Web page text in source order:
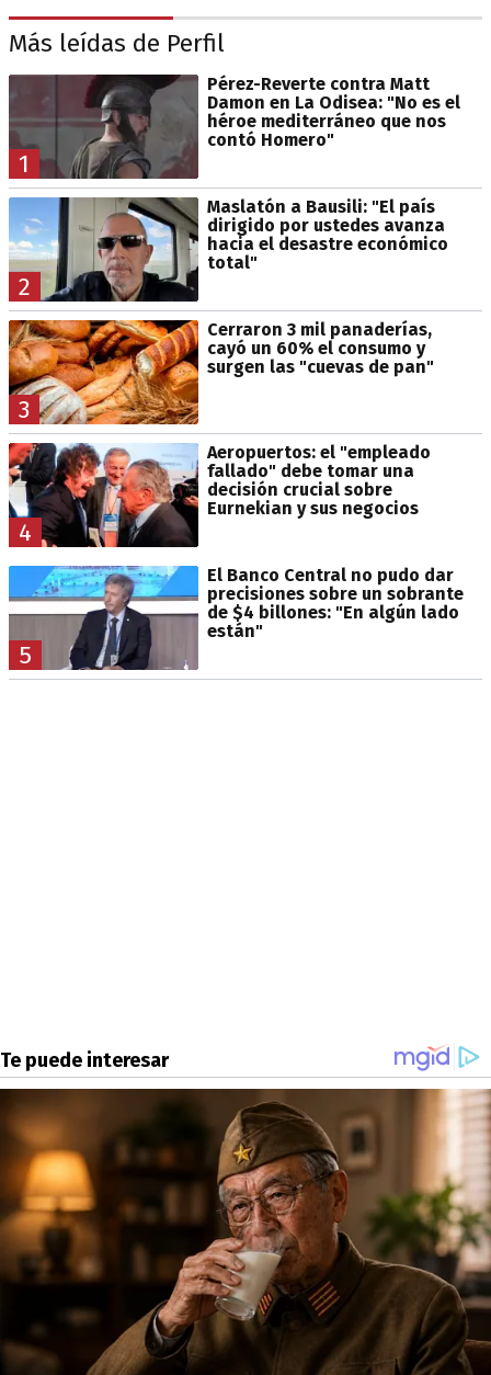
Más leídas de Perfil
1
Pérez-Reverte contra Matt
Damon en La Odisea: "No es el
héroe mediterráneo que nos
contó Homero"
2
Maslatón a Bausili: "El país
dirigido por ustedes avanza
hacia el desastre económico
total"
3
Cerraron 3 mil panaderías,
cayó un 60% el consumo y
surgen las "cuevas de pan"
4
Aeropuertos: el "empleado
fallado" debe tomar una
decisión crucial sobre
Eurnekian y sus negocios
5
El Banco Central no pudo dar
precisiones sobre un sobrante
de $4 billones: "En algún lado
están"